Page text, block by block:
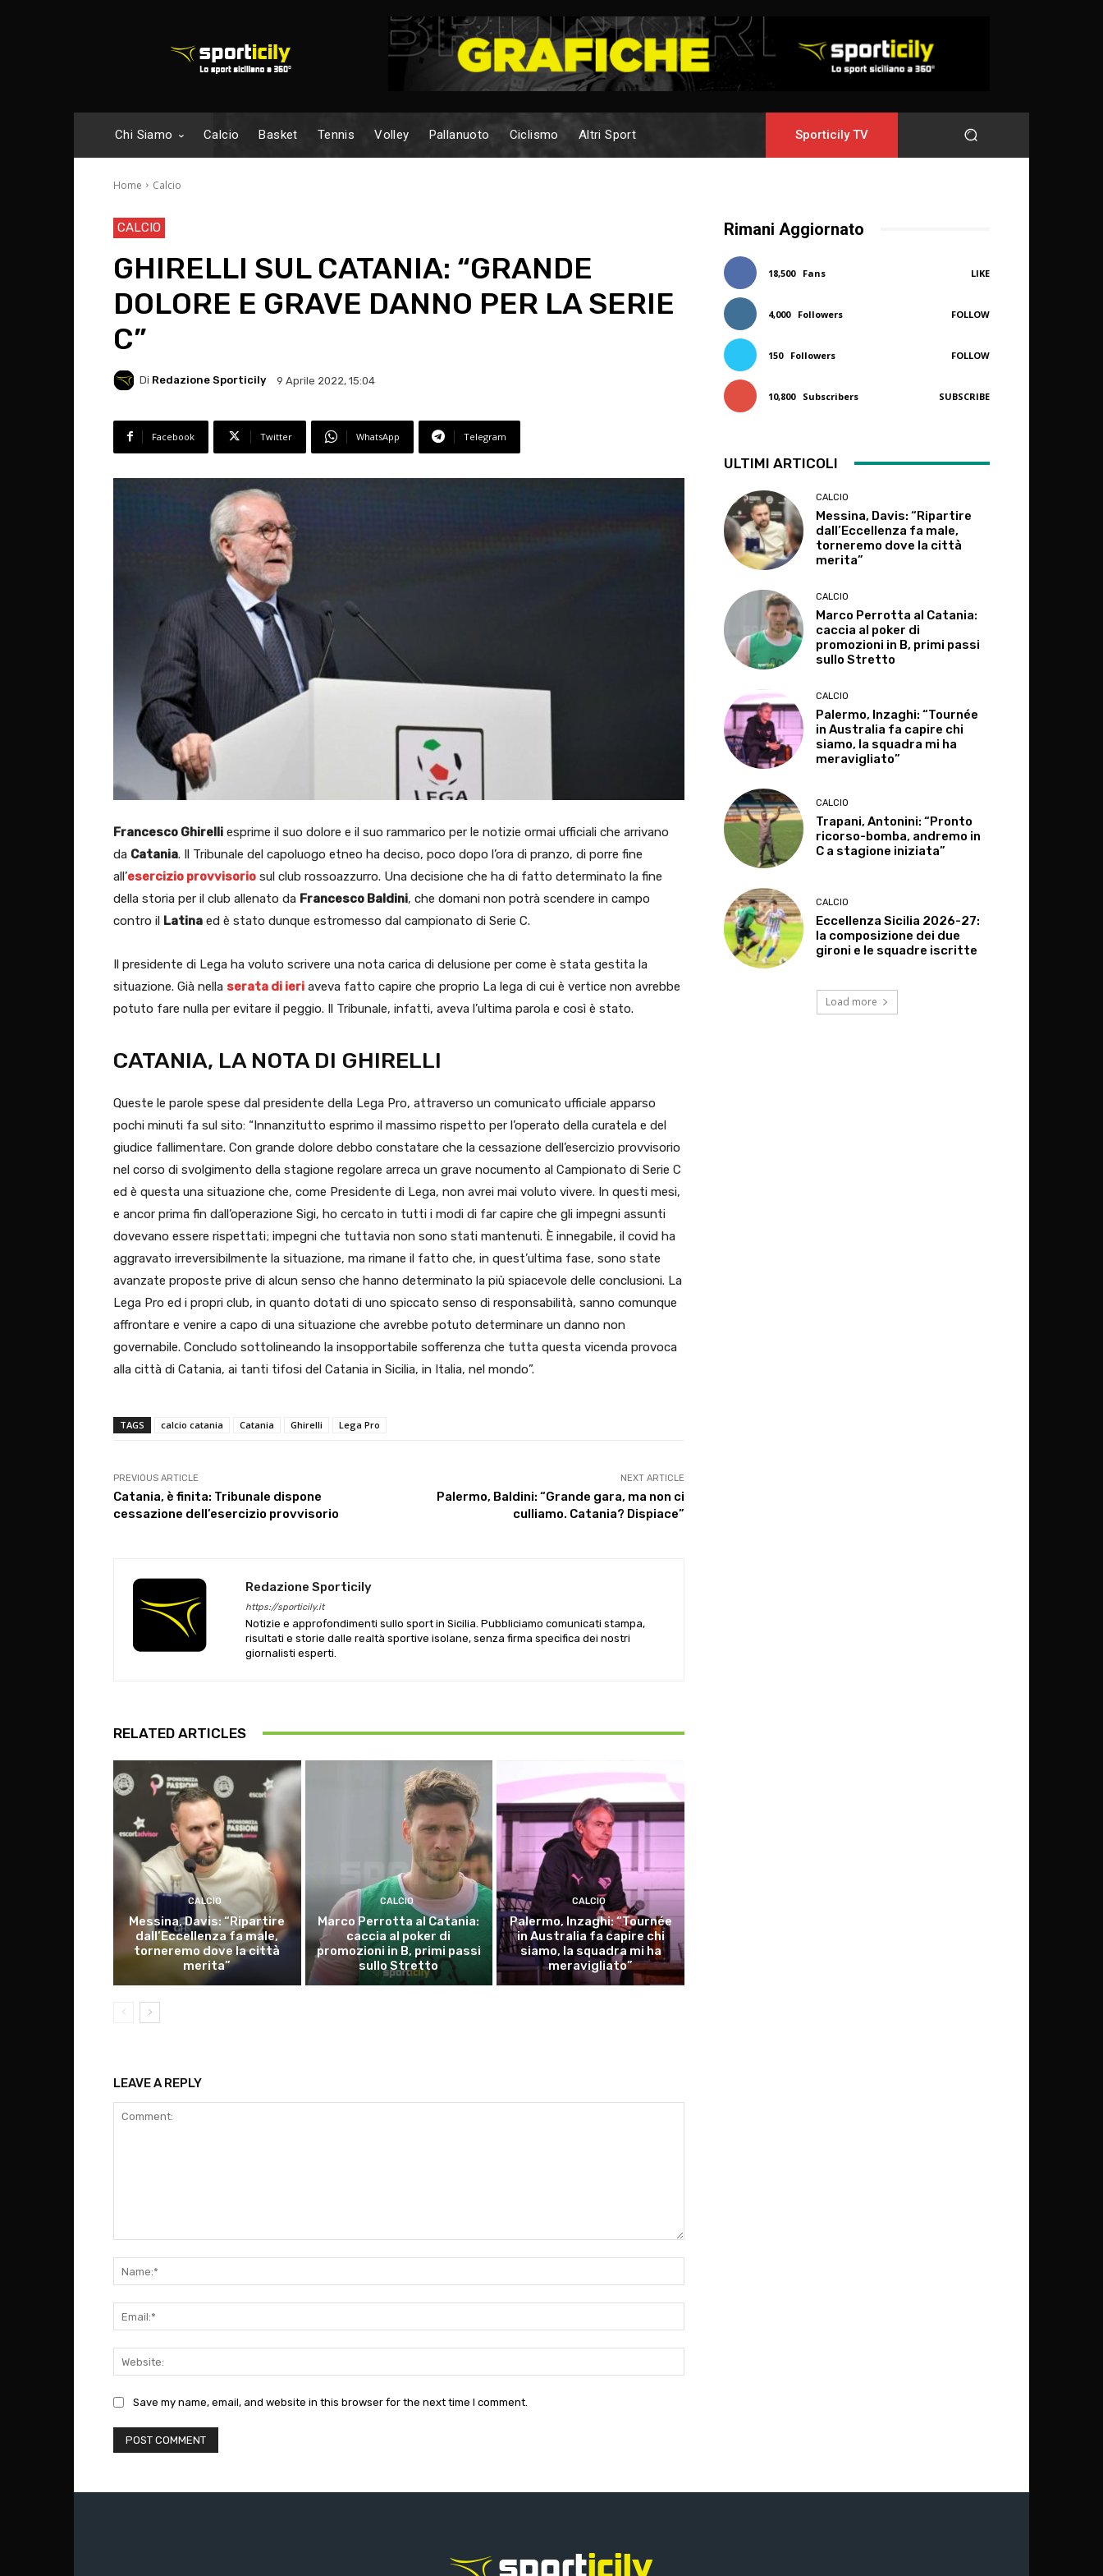
Chi Siamo Calcio Basket Tennis Volley Pallanuoto Ciclismo Altri Sport Sporticily TV
Home Calcio
CALCIO
GHIRELLI SUL CATANIA: “GRANDE
DOLORE E GRAVE DANNO PER LA SERIE
C”
Di Redazione Sporticily 9 Aprile 2022, 15:04
Facebook Twitter WhatsApp Telegram
Francesco Ghirelli esprime il suo dolore e il suo rammarico per le notizie ormai ufficiali che arrivano
da Catania. Il Tribunale del capoluogo etneo ha deciso, poco dopo l’ora di pranzo, di porre fine
all’esercizio provvisorio sul club rossoazzurro. Una decisione che ha di fatto determinato la fine
della storia per il club allenato da Francesco Baldini, che domani non potrà scendere in campo
contro il Latina ed è stato dunque estromesso dal campionato di Serie C.
Il presidente di Lega ha voluto scrivere una nota carica di delusione per come è stata gestita la
situazione. Già nella serata di ieri aveva fatto capire che proprio La lega di cui è vertice non avrebbe
potuto fare nulla per evitare il peggio. Il Tribunale, infatti, aveva l’ultima parola e così è stato.
CATANIA, LA NOTA DI GHIRELLI
Queste le parole spese dal presidente della Lega Pro, attraverso un comunicato ufficiale apparso
pochi minuti fa sul sito: “Innanzitutto esprimo il massimo rispetto per l’operato della curatela e del
giudice fallimentare. Con grande dolore debbo constatare che la cessazione dell’esercizio provvisorio ​
nel corso di svolgimento della stagione regolare arreca un grave nocumento al Campionato di Serie C ​
ed è questa una situazione che​, come Presidente di Lega, non avrei mai voluto vivere. In questi mesi, ​
e ancor prima fin dall’operazione Sigi, ho cercato in tutti i modi di far capire che gli impegni assunti
dovevano essere rispettati; impegni che ​tuttavia non sono stati mantenuti. È innegabile, il covid ha ​
aggravato irreversibilmente la situazione, ma rimane il fatto che, in quest’ultima fase, sono state
avanzate proposte prive di alcun senso che hanno determinato la più spiacevole delle conclusioni. La
Lega Pro ed i ​propri club, ​in quanto dotati di uno spiccato senso di responsabilità, sanno comunque ​
affrontare e venire a capo di una situazione che avrebbe potuto determinare un danno non
governabile. Concludo sottolineando la insopportabile sofferenza che tutta questa​ vicenda provoca
alla città di Catania, ai tanti tifosi del Catania in Sicilia, in Italia, nel mondo”.
TAGS calcio catania Catania Ghirelli Lega Pro
PREVIOUS ARTICLE
Catania, è finita: Tribunale dispone
cessazione dell’esercizio provvisorio
NEXT ARTICLE
Palermo, Baldini: “Grande gara, ma non ci
culliamo. Catania? Dispiace”
Redazione Sporticily
https://sporticily.it
Notizie e approfondimenti sullo sport in Sicilia. Pubbliciamo comunicati stampa,
risultati e storie dalle realtà sportive isolane, senza firma specifica dei nostri
giornalisti esperti.
RELATED ARTICLES
CALCIO
Messina, Davis: “Ripartire
dall’Eccellenza fa male,
torneremo dove la città
merita”
CALCIO
Marco Perrotta al Catania:
caccia al poker di
promozioni in B, primi passi
sullo Stretto
CALCIO
Palermo, Inzaghi: “Tournée
in Australia fa capire chi
siamo, la squadra mi ha
meravigliato”
LEAVE A REPLY
Save my name, email, and website in this browser for the next time I comment.
Rimani Aggiornato
18,500 Fans LIKE
4,000 Followers FOLLOW
150 Followers FOLLOW
10,800 Subscribers SUBSCRIBE
ULTIMI ARTICOLI
CALCIO
Messina, Davis: “Ripartire
dall’Eccellenza fa male,
torneremo dove la città
merita”
CALCIO
Marco Perrotta al Catania:
caccia al poker di
promozioni in B, primi passi
sullo Stretto
CALCIO
Palermo, Inzaghi: “Tournée
in Australia fa capire chi
siamo, la squadra mi ha
meravigliato”
CALCIO
Trapani, Antonini: “Pronto
ricorso-bomba, andremo in
C a stagione iniziata”
CALCIO
Eccellenza Sicilia 2026-27:
la composizione dei due
gironi e le squadre iscritte
Load more